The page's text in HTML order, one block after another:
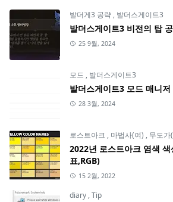
발더게3 공략 , 발더스게이트3
발더스게이트3 비전의 탑
25 9월, 2024
모드 , 발더스게이트3
발더스게이트3 모드 매니
28 3월, 2024
로스트아크 , 마법사(여) , 무도가
2022년 로스트아크 염색
표,RGB)
15 2월, 2022
diary ,Tip